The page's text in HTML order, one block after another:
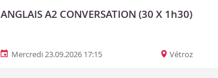
ANGLAIS A2 CONVERSATION (30 X 1h30)
Mercredi 23.09.2026 17:15 Vétroz